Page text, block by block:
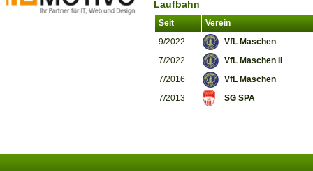
Laufbahn
Seit
Verein
9/2022
VfL Maschen
7/2022
VfL Maschen II
7/2016
VfL Maschen
7/2013
SG SPA